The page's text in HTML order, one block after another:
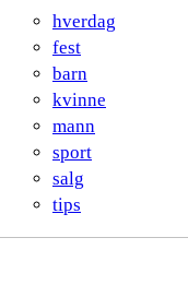
hverdag
fest
barn
kvinne
mann
sport
salg
tips